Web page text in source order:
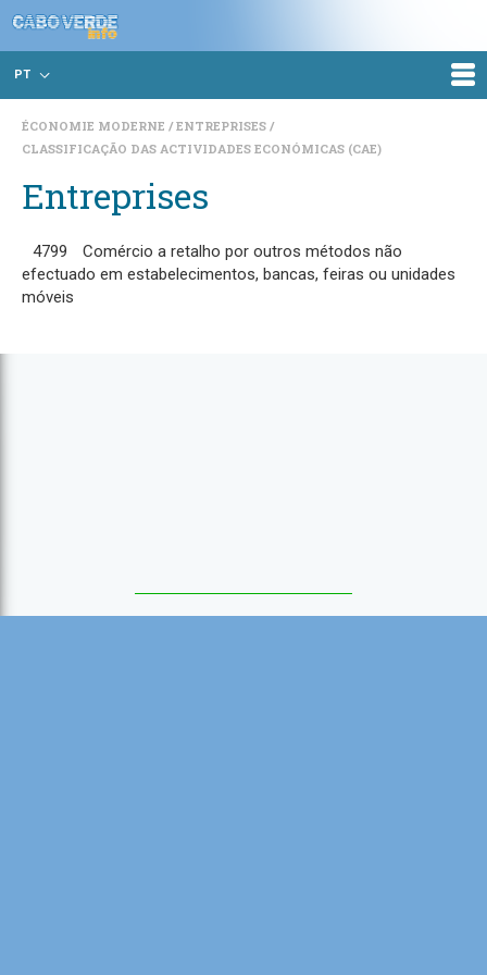
PT
ÉCONOMIE MODERNE
ENTREPRISES
CLASSIFICAÇÃO DAS ACTIVIDADES ECONÓMICAS (CAE)
Entreprises
4799
Comércio a retalho por outros métodos não
efectuado em estabelecimentos, bancas, feiras ou unidades
móveis